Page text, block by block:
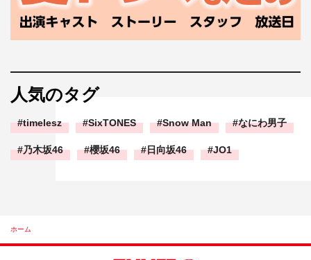
人気のタグ
timelesz SixTONES Snow Man なにわ男子
乃木坂46 櫻坂46 日向坂46 JO1
ホーム